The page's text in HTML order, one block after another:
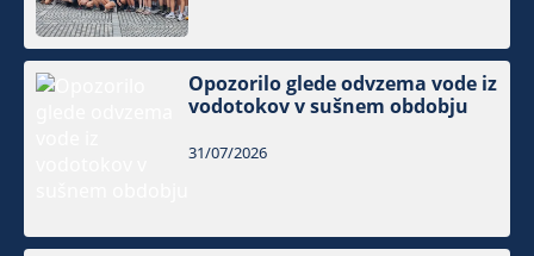
Opozorilo glede odvzema vode iz
vodotokov v sušnem obdobju
31/07/2026